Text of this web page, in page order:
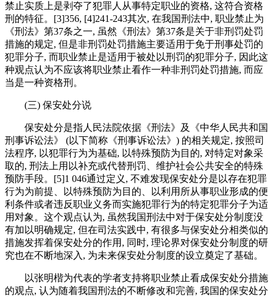
禁止实质上是剥夺了犯罪人从事特定职业的资格, 这符合资格
刑的特征。[3]356, [4]241-243其次, 在我国刑法中, 职业禁止为
《刑法》第37条之一, 虽然《刑法》第37条是关于非刑罚处罚
措施的规定, 但是非刑罚处罚措施主要适用于免于刑事处罚的
犯罪分子, 而职业禁止是适用于被处以刑罚的犯罪分子, 因此这
种观点认为不应该将职业禁止看作一种非刑罚处罚措施, 而应
当是一种资格刑。
(三) 保安处分说
保安处分是指人民法院依据《刑法》及《中华人民共和国
刑事诉讼法》 (以下简称《刑事诉讼法》) 的相关规定, 按照司
法程序, 以犯罪行为为基础, 以特殊预防为目的, 对特定对象采
取的, 刑法上用以补充或代替刑罚、维护社会公共安全的特殊
预防手段。[5]1 046通过定义, 不难发现保安处分是以存在犯罪
行为为前提、以特殊预防为目的、以利用所从事职业形成的便
利条件或者违反职业义务而实施犯罪行为的特定犯罪分子为适
用对象。这个观点认为, 虽然我国刑法中对于保安处分制度没
有加以明确规定, 但在司法实践中, 有很多与保安处分相类似的
措施发挥着保安处分的作用, 同时, 理论界对保安处分制度的研
究也在不断地深入, 为未来保安处分制度的设立奠定了基础。
以张明楷为代表的学者支持将职业禁止看成保安处分措施
的观点, 认为随着我国刑法的不断修改和完善, 我国的保安处分